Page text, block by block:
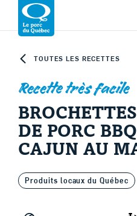
Skip to content
Revenir à la page d’accueil
Le porc d'ici
TOUTES LES RECETTES
Recette très facile
DE PORC
CAJUN AU
Produits locaux du Québec